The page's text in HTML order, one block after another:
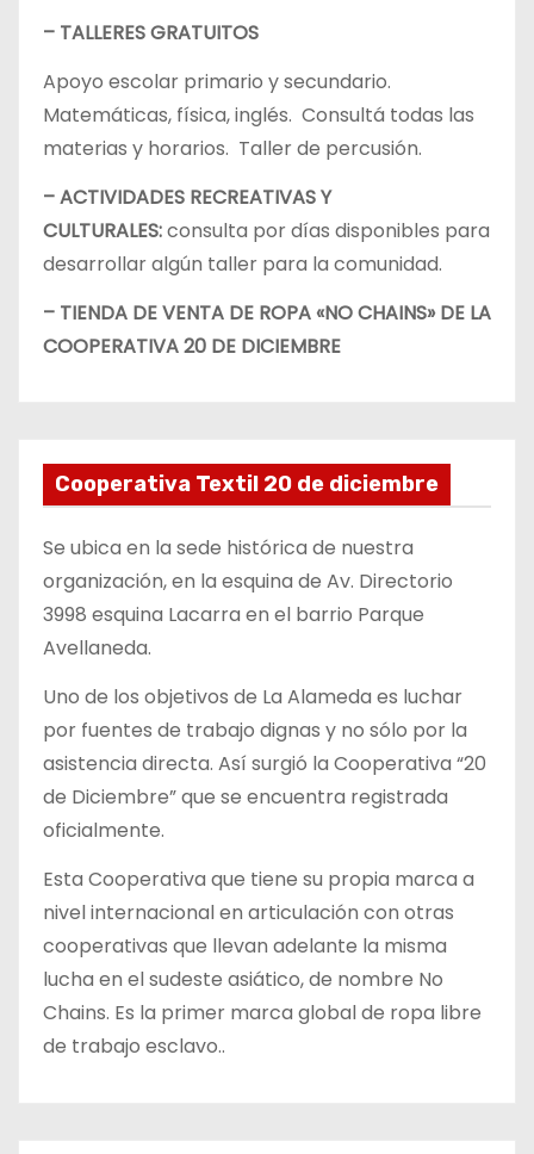
– TALLERES GRATUITOS
Apoyo escolar primario y secundario.
Matemáticas, física, inglés. Consultá todas las
materias y horarios. Taller de percusión.
– ACTIVIDADES RECREATIVAS Y
CULTURALES:consulta por días disponibles para
desarrollar algún taller para la comunidad.
– TIENDA DE VENTA DE ROPA «NO CHAINS» DE LA
COOPERATIVA 20 DE DICIEMBRE
Cooperativa Textil 20 de diciembre
Se ubica en la sede histórica de nuestra
organización, en la esquina de Av. Directorio
3998 esquina Lacarra en el barrio Parque
Avellaneda.
Uno de los objetivos de La Alameda es luchar
por fuentes de trabajo dignas y no sólo por la
asistencia directa. Así surgió la Cooperativa “20
de Diciembre” que se encuentra registrada
oficialmente.
Esta Cooperativa que tiene su propia marca a
nivel internacional en articulación con otras
cooperativas que llevan adelante la misma
lucha en el sudeste asiático, de nombre No
Chains. Es la primer marca global de ropa libre
de trabajo esclavo..